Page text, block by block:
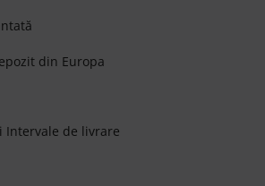
din Europa
Intervale de livrare